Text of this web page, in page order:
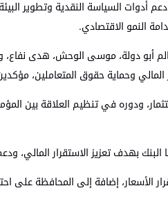
أدوات السياسة النقدية وتطوير
النمو الاقتصادي.
دولة، موسى الوحش، هدى نفاع،
المالي وحماية حقوق المتعاملين،
ودوره في تنظيم العلاقة بين
بهدف تعزيز الاستقرار المالي،
إضافة إلى المحافظة على